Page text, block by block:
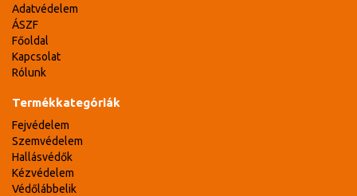
Adatvédelem
ÁSZF
Főoldal
Kapcsolat
Rólunk
Termékkategóriák
Fejvédelem
Szemvédelem
Hallásvédők
Kézvédelem
Védőlábbelik